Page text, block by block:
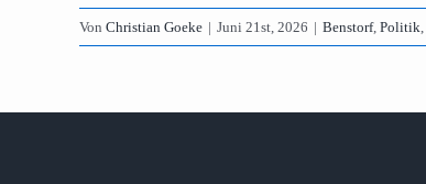
Von Christian Goeke | Juni 21st, 2026 | Benstorf, Politik,